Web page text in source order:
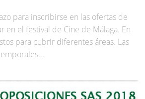
para inscribirse en las ofertas de
en el festival de Cine de Málaga. En
para cubrir diferentes áreas. Las